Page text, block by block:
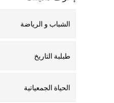
الشباب و الرياضة
طبلبة التاريخ
الحياة الجمعياتية